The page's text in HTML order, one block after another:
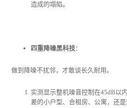
造成的塌陷。
四重降噪黑科技：
做到降噪不扰邻，才敢谈长久耐用。
实测显示整机噪音控制在45dB以
差的小户型、合租房、公寓，还